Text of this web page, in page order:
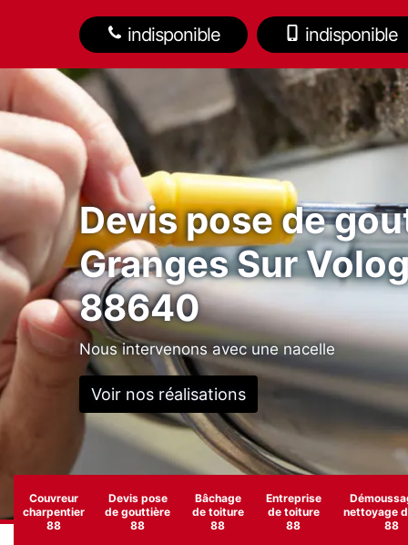
indisponible indisponible
Devis pose de
Granges Sur
88640
Nous intervenons avec une nacelle
Voir nos réalisations
Couvreur
charpentier
88
Devis pose
de gouttière
88
Bâchage
de toiture
88
Entreprise
de toiture
88
nettoyage
88